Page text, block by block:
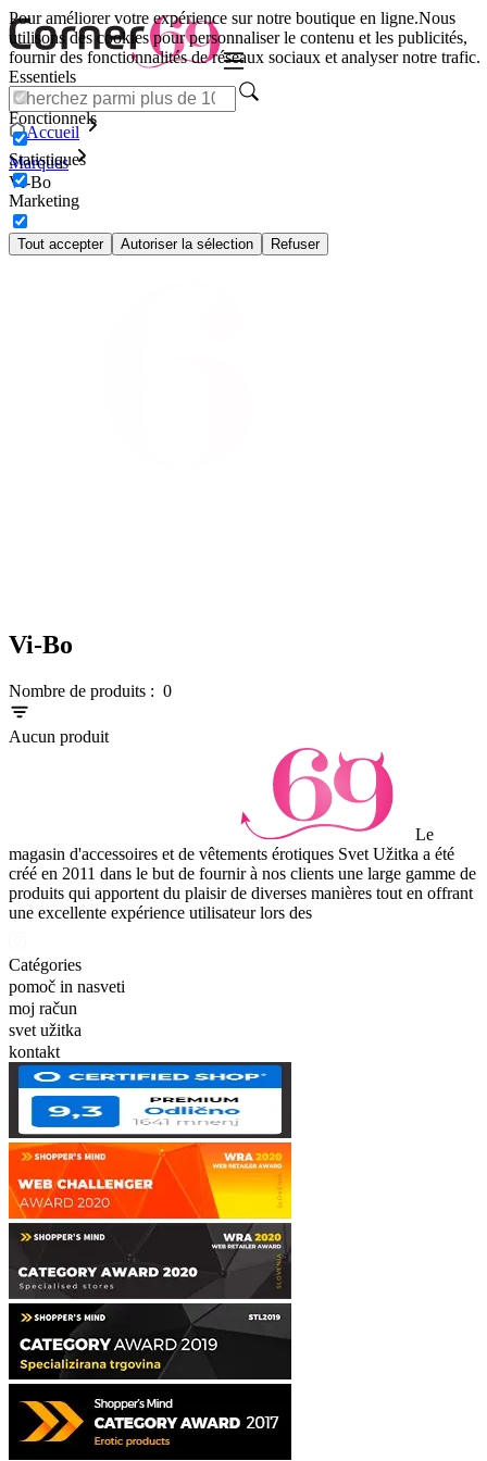
Pour améliorer votre expérience sur notre boutique en ligne.Nous
utilisons des cookies pour personnaliser le contenu et les publicités,
fournir des fonctionnalités de réseaux sociaux et analyser notre trafic.
Essentiels
Fonctionnels
Statistiques
Marketing
Tout accepter Autoriser la sélection Refuser
Accueil
Marques
Vi-Bo
Vi-Bo
Nombre de produits : 0
Aucun produit
Le
magasin d'accessoires et de vêtements érotiques Svet Užitka a été
créé en 2011 dans le but de fournir à nos clients une large gamme de
produits qui apportent du plaisir de diverses manières tout en offrant
une excellente expérience utilisateur lors des
Catégories
pomoč in nasveti
moj račun
svet užitka
kontakt